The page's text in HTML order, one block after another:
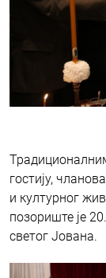
гостију,
и културног
позориште је
светог Јована.